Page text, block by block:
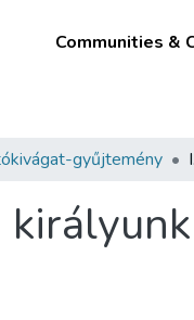
Communities &
gyűjtemény